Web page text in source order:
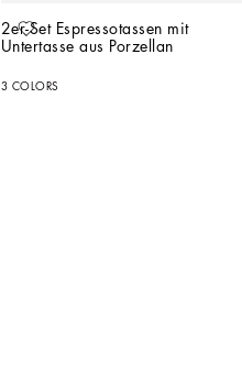
2er-Set Espressotassen mit
Untertasse aus Porzellan
3 COLORS